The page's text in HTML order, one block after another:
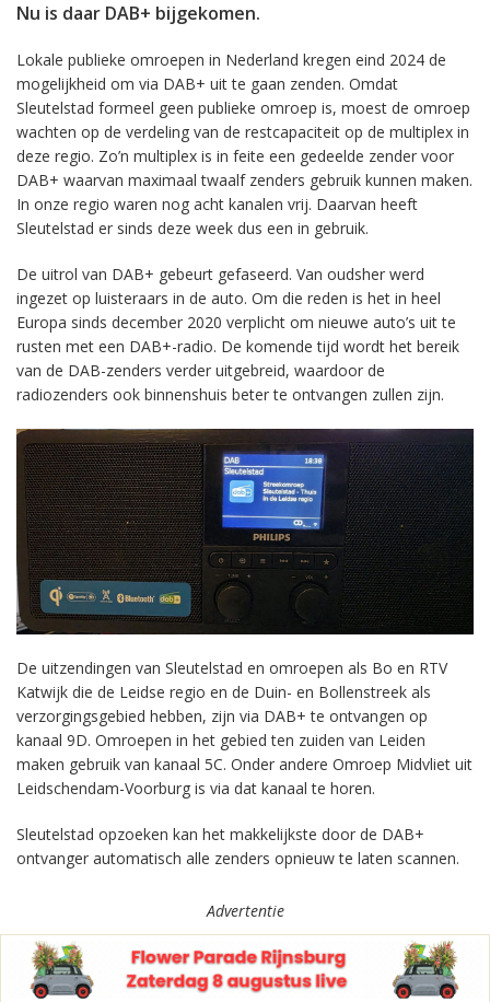
Nu is daar DAB+ bijgekomen.
Lokale publieke omroepen in Nederland kregen eind 2024 de
mogelijkheid om via DAB+ uit te gaan zenden. Omdat
Sleutelstad formeel geen publieke omroep is, moest de omroep
wachten op de verdeling van de restcapaciteit op de multiplex in
deze regio. Zo’n multiplex is in feite een gedeelde zender voor
DAB+ waarvan maximaal twaalf zenders gebruik kunnen maken.
In onze regio waren nog acht kanalen vrij. Daarvan heeft
Sleutelstad er sinds deze week dus een in gebruik.
De uitrol van DAB+ gebeurt gefaseerd. Van oudsher werd
ingezet op luisteraars in de auto. Om die reden is het in heel
Europa sinds december 2020 verplicht om nieuwe auto’s uit te
rusten met een DAB+-radio. De komende tijd wordt het bereik
van de DAB-zenders verder uitgebreid, waardoor de
radiozenders ook binnenshuis beter te ontvangen zullen zijn.
De uitzendingen van Sleutelstad en omroepen als Bo en RTV
Katwijk die de Leidse regio en de Duin- en Bollenstreek als
verzorgingsgebied hebben, zijn via DAB+ te ontvangen op
kanaal 9D. Omroepen in het gebied ten zuiden van Leiden
maken gebruik van kanaal 5C. Onder andere Omroep Midvliet uit
Leidschendam-Voorburg is via dat kanaal te horen.
Sleutelstad opzoeken kan het makkelijkste door de DAB+
ontvanger automatisch alle zenders opnieuw te laten scannen.
Advertentie